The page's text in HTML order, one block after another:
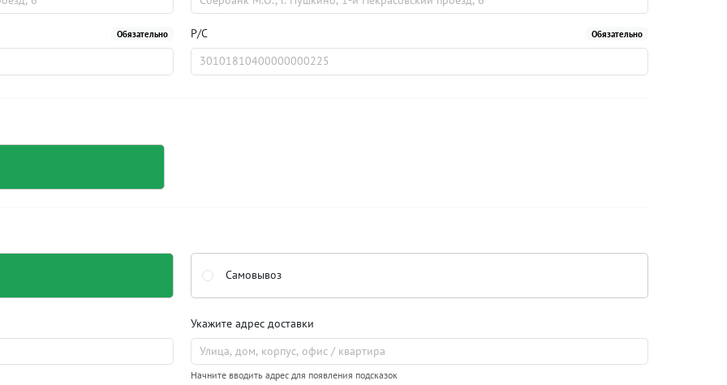
Обязательно Р/С Обязательно
Самовывоз
Укажите адрес доставки
Начните вводить адрес для появления подсказок